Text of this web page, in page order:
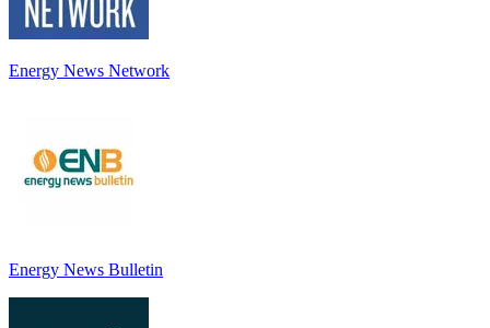
Energy News Network
Energy News Bulletin